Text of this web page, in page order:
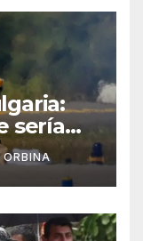
sería
con
ORBINA